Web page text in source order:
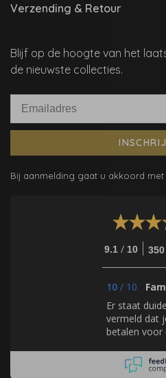
Verzending & Retour
Blijf op de hoogte van het
de nieuwste collecties.
Bij aanmelding gaat u akkoord met
9.1 / 10
10 / 10
Er staat
vermeld dat
betalen voor
rechtstreeks
merken